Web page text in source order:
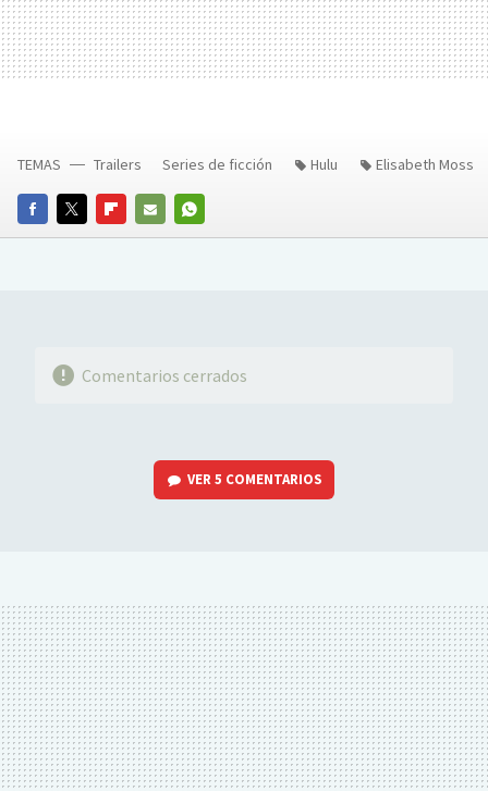
FACEBOOKTWITTERFLIPBOARD
E-
WHATSAPP
TEMAS Trailers Series de ficción Hulu Elisabeth Moss
Comentarios cerrados
VER5 COMENTARIOS